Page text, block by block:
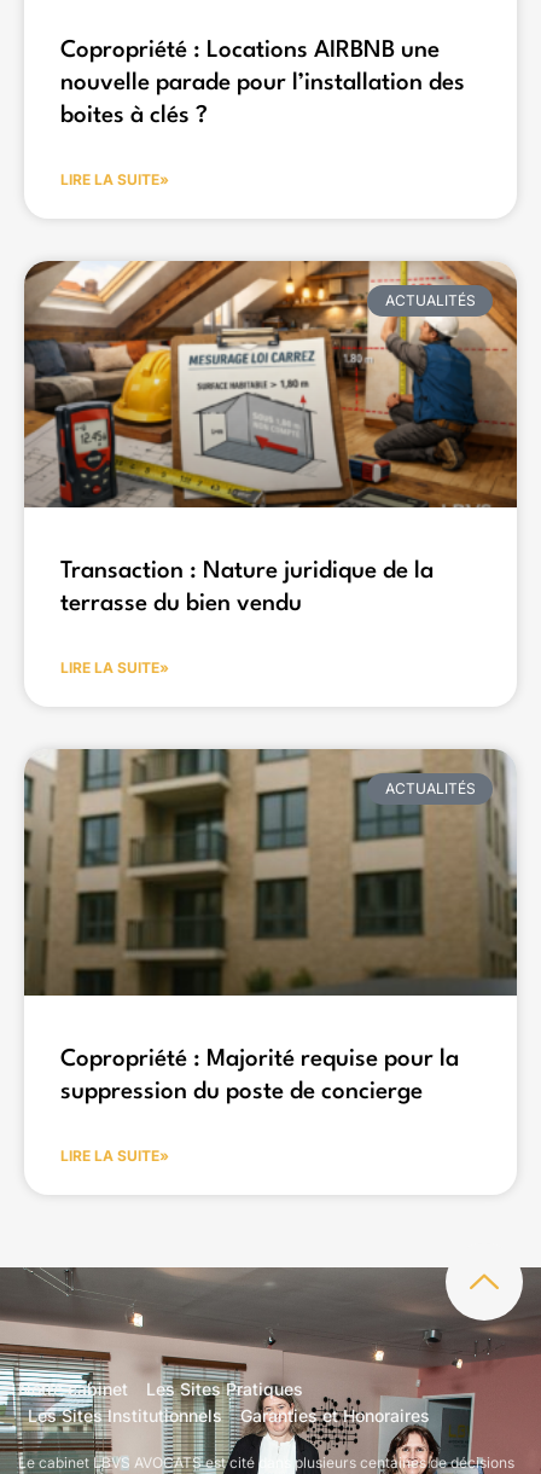
Copropriété : Locations AIRBNB une
nouvelle parade pour l’installation des
boites à clés ?
LIRE LA SUITE»
ACTUALITÉS
Transaction : Nature juridique de la
terrasse du bien vendu
LIRE LA SUITE»
ACTUALITÉS
Copropriété : Majorité requise pour la
suppression du poste de concierge
LIRE LA SUITE»
Notre cabinet
Les Sites Pratiques
Les Sites Institutionnels
Garanties et Honoraires
Le cabinet LBVS AVOCATS est cité dans plusieurs centaines de décisions